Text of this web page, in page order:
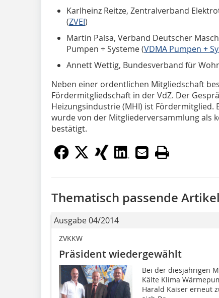
Karlheinz Reitze, Zentralverband
(ZVEI)
Martin Palsa, Verband Deutscher
Pumpen + Systeme (VDMA Pumpen +
Annett Wettig, Bundesverband für
Neben einer ordentlichen Mitgliedschaft
Fördermitgliedschaft in der VdZ. Der
Heizungsindustrie (MHI) ist
wurde von der Mitgliederversammlung als
bestätigt.
Thematisch passende
Ausgabe 04/2014
ZVKKW
Präsident wiedergewählt
Bei der diesjährigen
Kälte Klima
Harald Kaiser erneut